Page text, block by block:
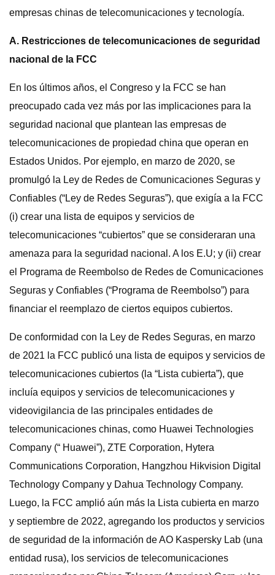
empresas chinas de telecomunicaciones y tecnología.
A. Restricciones de telecomunicaciones de seguridad
nacional de la FCC
En los últimos años, el Congreso y la FCC se han
preocupado cada vez más por las implicaciones para la
seguridad nacional que plantean las empresas de
telecomunicaciones de propiedad china que operan en
Estados Unidos. Por ejemplo, en marzo de 2020, se
promulgó la Ley de Redes de Comunicaciones Seguras y
Confiables (“Ley de Redes Seguras”), que exigía a la FCC
(i) crear una lista de equipos y servicios de
telecomunicaciones “cubiertos” que se consideraran una
amenaza para la seguridad nacional. A los E.U; y (ii) crear
el Programa de Reembolso de Redes de Comunicaciones
Seguras y Confiables (“Programa de Reembolso”) para
financiar el reemplazo de ciertos equipos cubiertos.
De conformidad con la Ley de Redes Seguras, en marzo
de 2021 la FCC publicó una lista de equipos y servicios de
telecomunicaciones cubiertos (la “Lista cubierta”), que
incluía equipos y servicios de telecomunicaciones y
videovigilancia de las principales entidades de
telecomunicaciones chinas, como Huawei Technologies
Company (“ Huawei”), ZTE Corporation, Hytera
Communications Corporation, Hangzhou Hikvision Digital
Technology Company y Dahua Technology Company.
Luego, la FCC amplió aún más la Lista cubierta en marzo
y septiembre de 2022, agregando los productos y servicios
de seguridad de la información de AO Kaspersky Lab (una
entidad rusa), los servicios de telecomunicaciones